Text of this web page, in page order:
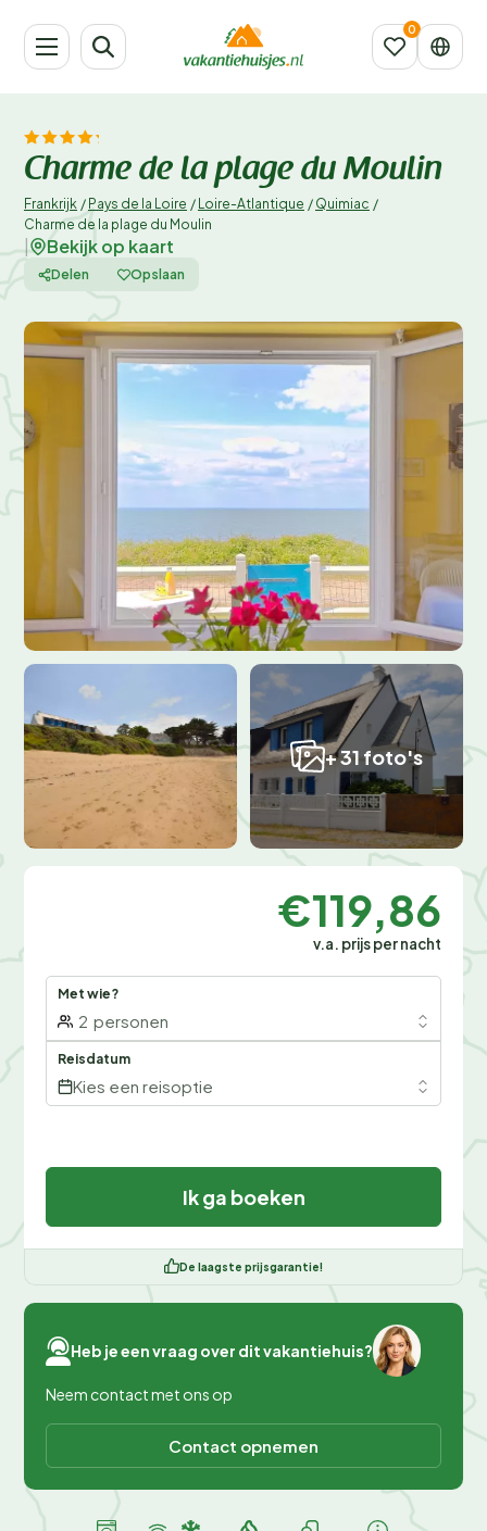
Charme de la plage du Moulin
Frankrijk / Pays de la Loire / Loire-Atlantique / Quimiac /
Charme de la plage du Moulin
Bekijk op kaart
Delen Opslaan
+ 31 foto's
€119,86
v.a. prijs per nacht
Met wie?
2 personen
Reisdatum
Kies een reisoptie
Ik ga boeken
De laagste prijsgarantie!
Heb je een vraag over dit vakantiehuis?
Neem contact met ons op
Contact opnemen